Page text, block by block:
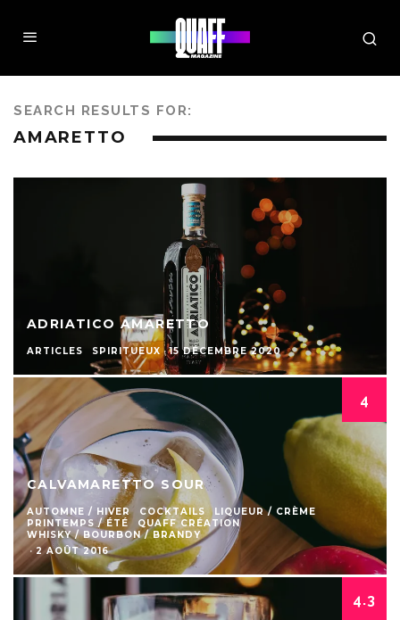
SEARCH RESULTS FOR:
AMARETTO
ADRIATICO AMARETTO
ARTICLES SPIRITUEUX · 15 DÉCEMBRE 2020
4
CALVAMARETTO SOUR
AUTOMNE / HIVER COCKTAILS
LIQUEUR / CRÈME
PRINTEMPS / ÉTÉ
QUAFF CRÉATION
WHISKY / BOURBON / BRANDY
· 2 AOÛT 2016
4.3